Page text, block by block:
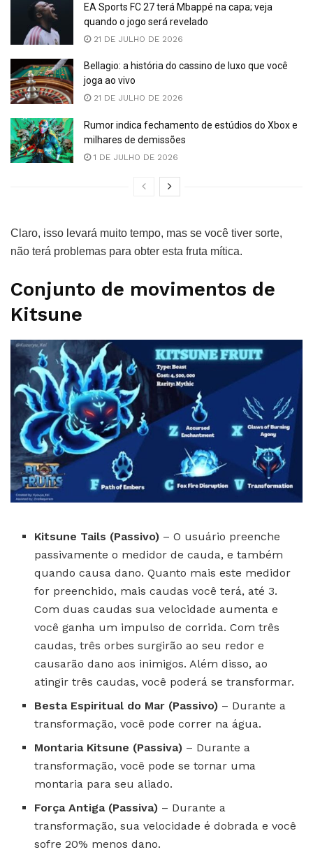
EA Sports FC 27 terá Mbappé na capa; veja
quando o jogo será revelado
21 DE JULHO DE 2026
Bellagio: a história do cassino de luxo que você
joga ao vivo
21 DE JULHO DE 2026
Rumor indica fechamento de estúdios do Xbox e
milhares de demissões
1 DE JULHO DE 2026
Claro, isso levará muito tempo, mas se você tiver sorte,
não terá problemas para obter esta fruta mítica.
Conjunto de movimentos de
Kitsune
Kitsune Tails (Passivo) – O usuário preenche
passivamente o medidor de cauda, ​​e também
quando causa dano. Quanto mais este medidor
for preenchido, mais caudas você terá, até 3.
Com duas caudas sua velocidade aumenta e
você ganha um impulso de corrida. Com três
caudas, três orbes surgirão ao seu redor e
causarão dano aos inimigos. Além disso, ao
atingir três caudas, você poderá se transformar.
Besta Espiritual do Mar (Passivo) – Durante a
transformação, você pode correr na água.
Montaria Kitsune (Passiva) – Durante a
transformação, você pode se tornar uma
montaria para seu aliado.
Força Antiga (Passiva) – Durante a
transformação, sua velocidade é dobrada e você
sofre 20% menos dano.